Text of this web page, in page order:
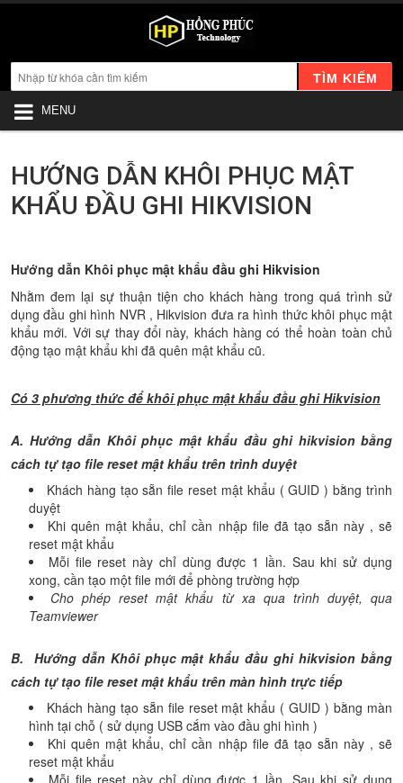
TÌM KIẾM
MENU
HƯỚNG DẪN KHÔI PHỤC MẬT
KHẨU ĐẦU GHI HIKVISION
Hướng dẫn Khôi phục mật khẩu đầu ghi Hikvision
Nhằm đem lại sự thuận tiện cho khách hàng trong quá trình sử
dụng đầu ghi hình NVR , Hikvision đưa ra hình thức khôi phục mật
khẩu mới. Với sự thay đổi này, khách hàng có thể hoàn toàn chủ
động tạo mật khẩu khi đã quên mật khẩu cũ.
Có 3 phương thức để khôi phục mật khẩu đầu ghi Hikvision
A. Hướng dẫn Khôi phục mật khẩu đầu ghi hikvision bằng
cách tự tạo file reset mật khẩu trên trình duyệt
Khách hàng tạo sẵn file reset mật khẩu ( GUID ) bằng trình
duyệt
Khi quên mật khẩu, chỉ cần nhập file đã tạo sẵn này , sẽ
reset mật khẩu
Mỗi file reset này chỉ dùng được 1 lần. Sau khi sử dụng
xong, cần tạo một file mới để phòng trường hợp
Cho phép reset mật khẩu từ xa qua trình duyệt, qua
Teamviewer
B. Hướng dẫn Khôi phục mật khẩu đầu ghi hikvision bằng
cách tự tạo file reset mật khẩu trên màn hình trực tiếp
Khách hàng tạo sẵn file reset mật khẩu ( GUID ) bằng màn
hình tại chỗ ( sử dụng USB cắm vào đầu ghi hình )
Khi quên mật khẩu, chỉ cần nhập file đã tạo sẵn này , sẽ
reset mật khẩu
Mỗi file reset này chỉ dùng được 1 lần. Sau khi sử dụng